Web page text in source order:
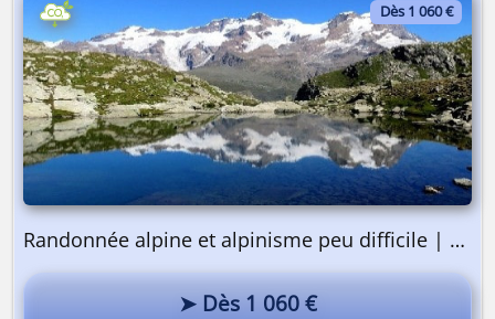
Dès 1 060 €
Randonnée alpine et alpinisme peu difficile | 4 jours
➤ Dès 1 060 €